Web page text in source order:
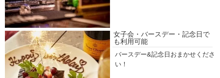
女子会・バースデー・記念日で
も利用可能
バースデー&記念日おまかせくださ
い！